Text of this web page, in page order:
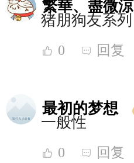
繁華、盡微涼
猪朋狗友系列
0 回复
最初的梦想
一般性
0 回复